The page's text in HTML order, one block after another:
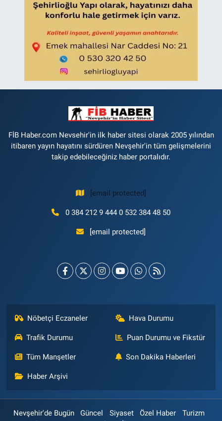
FİB Haber.com Nevsehir'in ilk haber sitesi olarak 2005 yılından
itibaren yayın hayatını sürdüren Nevşehir'in tüm gelişmelerini
takip edebileceğiniz haber portalıdır.
[email protected]
0 384 212 9 444 0 532 384 48 50
[email protected]
Nöbetçi Eczaneler Hava Durumu
Trafik Durumu Puan Durumu ve Fikstür
Tüm Manşetler Son Dakika Haberleri
Haber Arşivi
Nevşehir'de Bugün Güncel Siyaset Özel Haber
Turizm